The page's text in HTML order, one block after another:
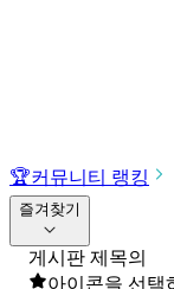
🏆커뮤니티 랭킹
즐겨찾기
게시판 제목의
아이콘을 선택